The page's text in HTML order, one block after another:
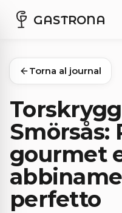
GASTRONA
Torna al journal
Smörsås:
gourmet
perfetto